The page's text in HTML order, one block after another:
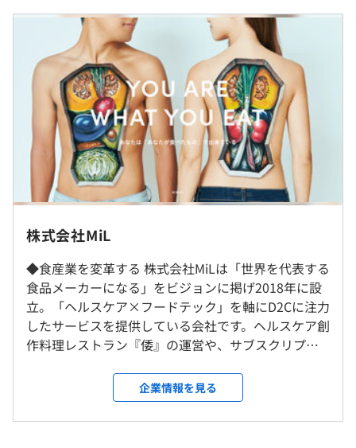
◆『the kindest』：ヘルシーでエシカルなフードブラン
https://the-kindest.com/
相談の上、ご希望のマシンを支給いたします。
・開発に必要なすべての資料やデータ（個人情報を除く）
可の必要なく自由に閲覧できます
・KPIなどチームの目標／実績値について、メンバーの誰
もがいつでも閲覧可能になっています
・基本給：¥229,732〜¥544,777
・月給：¥334,000〜¥580,000
・固定残業時間：45時間
・固定残業時間を超えた場合は、ランクに応じた単価×時
間にて支給
（※ 想定年収は年収提示額を保証するものではありません）
・就業時間：10:00-19:00
・休憩時間：1時間
・フレックスタイム制：コアタイム12:00-16:00
・残業平均10-30時間程度
・完全週休2日制（土・日）、祝、夏季休暇（3日）、年
末年始（3日）、有給休暇、慶弔休暇、特別休暇、産前産
株式会社MiL
◆食産業を変革する 株式会社MiLは「世界を代表する
食品メーカーになる」をビジョンに掲げ2018年に設
立。「ヘルスケア×フードテック」を軸にD2Cに注力
したサービスを提供している会社です。ヘルスケア創
作料理レストラン『倭』の運営や、サブスクリプシ
ます。販売の提供先は、伊勢丹やオイシックスなど大
手企業との取引が多いです。安心安全で、食材・人・
デザインすべてこだわり抜いた商品をつくっている
企業情報を見る